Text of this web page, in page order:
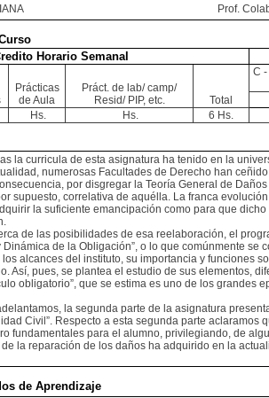
Prof.
Horario Semanal
Prácticas
de Aula
Práct. de lab/ camp/
Resid/ PIP, etc.
Total
C
Hs. Hs. 6 Hs.
la curricula de esta asignatura ha tenido en la
numerosas Facultades de Derecho han
por disgregar la Teoría General de
supuesto, correlativa de aquélla. La franca
la suficiente emancipación como para que
de las posibilidades de esa reelaboración, el
de la Obligación”, o lo que comúnmente
alcances del instituto, su importancia y funciones
Así, pues, se plantea el estudio de sus elementos,
obligatorio”, que se estima es uno de los
la segunda parte de la asignatura
Civil”. Respecto a esta segunda parte
fundamentales para el alumno, privilegiando, de
la reparación de los daños ha adquirido en la
de Aprendizaje